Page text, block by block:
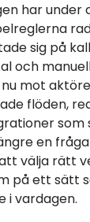
har under
sig på
och
mot
flöden,
som
en
välja rätt
på ett sätt
i vardagen.